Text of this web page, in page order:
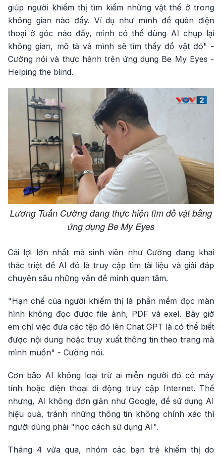
giúp người khiếm thị tìm kiếm những vật thể ở trong
không gian nào đấy. Ví dụ như mình để quên điện
thoại ở góc nào đấy, mình có thể dùng AI chụp lại
không gian, mô tả và mình sẽ tìm thấy đồ vật đó" -
Cường nói và thực hành trên ứng dụng Be My Eyes -
Helping the blind.
Lương Tuấn Cường đang thực hiện tìm đồ vật bằng
ứng dụng Be My Eyes
Cái lợi lớn nhất mà sinh viên như Cường đang khai
thác triệt để AI đó là truy cập tìm tài liệu và giải đáp
chuyên sâu những vấn đề mình quan tâm.
"Hạn chế của người khiếm thị là phần mềm đọc màn
hình không đọc được file ảnh, PDF và exel. Bây giờ
em chỉ việc đưa các tệp đó lên Chat GPT là có thể biết
được nội dung hoặc truy xuất thông tin theo trang mà
mình muốn" - Cường nói.
Cơn bão AI không loại trừ ai miễn người đó có máy
tính hoặc điện thoại di động truy cập Internet. Thế
nhưng, AI không đơn giản như Google, để sử dụng AI
hiệu quả, tránh những thông tin không chính xác thì
người dùng phải "học cách sử dụng AI".
Tháng 4 vừa qua, nhóm các bạn trẻ khiếm thị do